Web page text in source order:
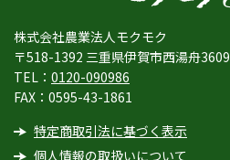
株式会社農業法人モクモク
〒518-1392 三重県伊賀市西湯舟3609
TEL： 0120-090986
FAX：0595-43-1861
特定商取引法に基づく表示
個人情報の取扱いについて